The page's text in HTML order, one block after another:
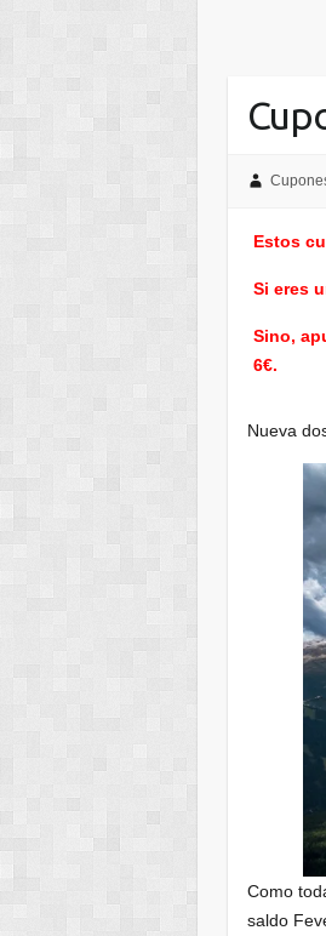
Estos
Si eres
Sino,
6€.
Nueva
Como
saldo